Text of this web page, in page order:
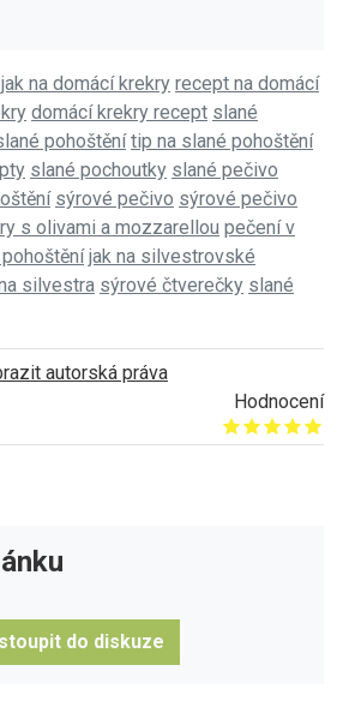
jak na domácí krekry recept na domácí
domácí krekry recept slané
pohoštění tip na slané pohoštění
slané pochoutky slané pečivo
sýrové pečivo sýrové pečivo
s olivami a mozzarellou pečení v
jak na silvestrovské
silvestra sýrové čtverečky slané
autorská práva
Hodnocení
Give it 1/5
Give it 2/5
Give it 3/5
Give it 4/5
Give it 5/5
do diskuze